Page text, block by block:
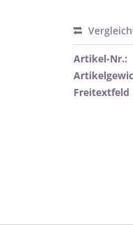
Artikel-Nr.:
Freitextfeld